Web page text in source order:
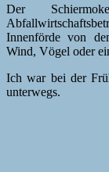
Der
Innenförde von
Wind, Vögel oder
Ich war bei der
unterwegs.